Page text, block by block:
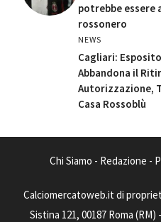
potrebbe essere
rossonero
NEWS
Cagliari: Esposito
Abbandona il
Autorizzazione,
Casa Rossoblù
Chi Siamo - Redazione -
Calciomercatoweb.it di
Sistina 121, 00187 Roma